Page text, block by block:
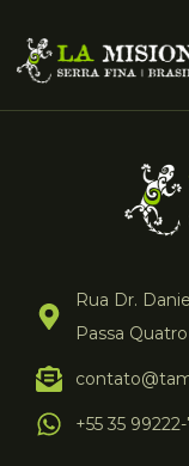
Rua Dr.
Passa
+55 35